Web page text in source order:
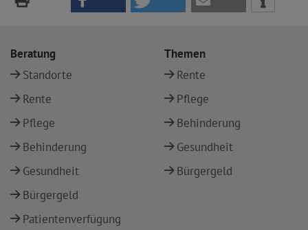
Beratung
Standorte
Rente
Pflege
Behinderung
Gesundheit
Bürgergeld
Patientenverfügung
Themen
Rente
Pflege
Behinderung
Gesundheit
Bürgergeld